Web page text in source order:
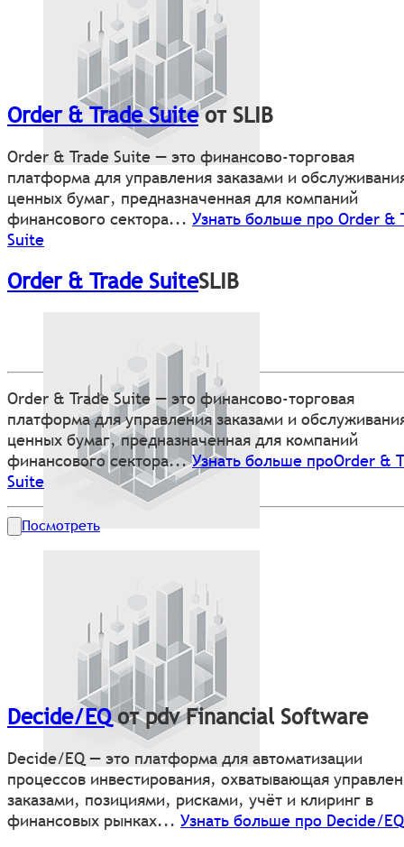
Order & Trade Suiteот SLIB
Order & Trade Suite — это финансово-торговая
платформа для управления заказами и
ценных бумаг, предназначенная для компаний
финансового сектора... Узнать больше про Order &
Suite
Order & Trade SuiteSLIB
Order & Trade Suite — это финансово-торговая
платформа для управления заказами и
ценных бумаг, предназначенная для компаний
финансового сектора...Узнать больше проOrder &
Suite
Посмотреть
Decide/EQот pdv Financial Software
Decide/EQ — это платформа для автоматизации
процессов инвестирования, охватывающая
заказами, позициями, рисками, учёт и клиринг в
финансовых рынках... Узнать больше про Decide/EQ